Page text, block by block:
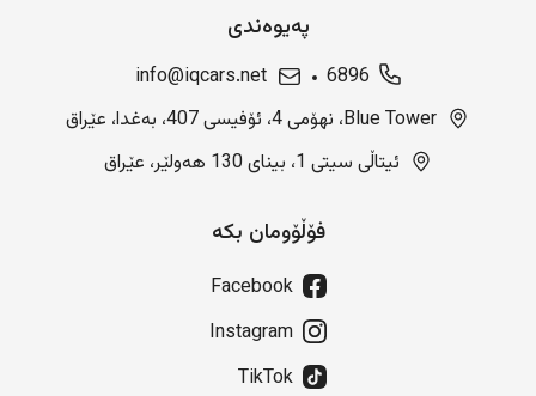
پەیوەندی
6896
info@iqcars.net
Blue Tower، نهۆمی 4، ئۆفیسی 407، بەغدا، عێراق
ئیتاڵی سیتی 1، بینای 130 هەولێر، عێراق
فۆڵۆومان بکە
Facebook
Instagram
TikTok